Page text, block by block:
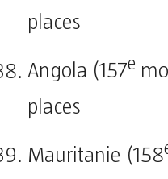
places
Angola (157e
places
Mauritanie (158